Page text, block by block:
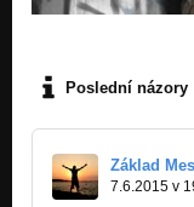
Poslední názory
Základ
7.6.2015 v